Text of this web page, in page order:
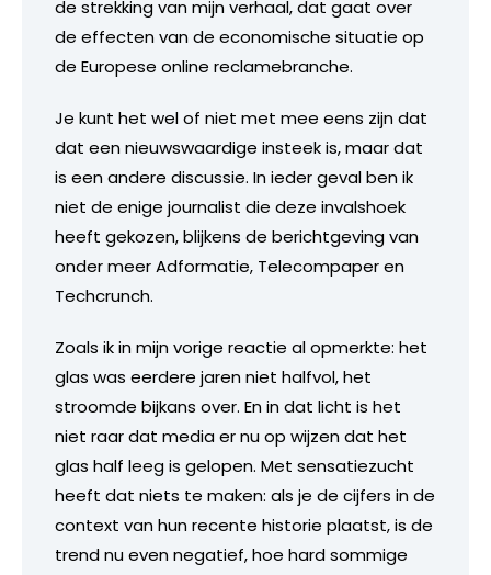
de strekking van mijn verhaal, dat gaat over
de effecten van de economische situatie op
de Europese online reclamebranche.
Je kunt het wel of niet met mee eens zijn dat
dat een nieuwswaardige insteek is, maar dat
is een andere discussie. In ieder geval ben ik
niet de enige journalist die deze invalshoek
heeft gekozen, blijkens de berichtgeving van
onder meer Adformatie, Telecompaper en
Techcrunch.
Zoals ik in mijn vorige reactie al opmerkte: het
glas was eerdere jaren niet halfvol, het
stroomde bijkans over. En in dat licht is het
niet raar dat media er nu op wijzen dat het
glas half leeg is gelopen. Met sensatiezucht
heeft dat niets te maken: als je de cijfers in de
context van hun recente historie plaatst, is de
trend nu even negatief, hoe hard sommige